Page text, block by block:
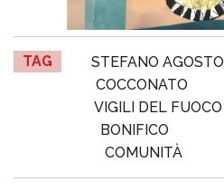
TAG STEFANO AGOSTO
COCCONATO
VIGILI DEL FUOCO
BONIFICO
COMUNITÀ